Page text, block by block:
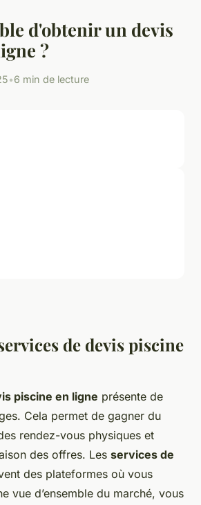
d'obtenir un devis
?
•6 min de lecture
de devis piscine
piscine en ligne présente de
Cela permet de gagner du
rendez-vous physiques et
des offres. Les services de
des plateformes où vous
vue d’ensemble du marché, vous